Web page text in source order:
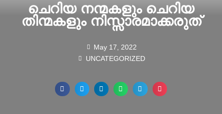
ചെറിയ നന്മകളും ചെറിയ
തിന്മകളും നിസ്സാരമാക്കരുത്
May 17, 2022
UNCATEGORIZED